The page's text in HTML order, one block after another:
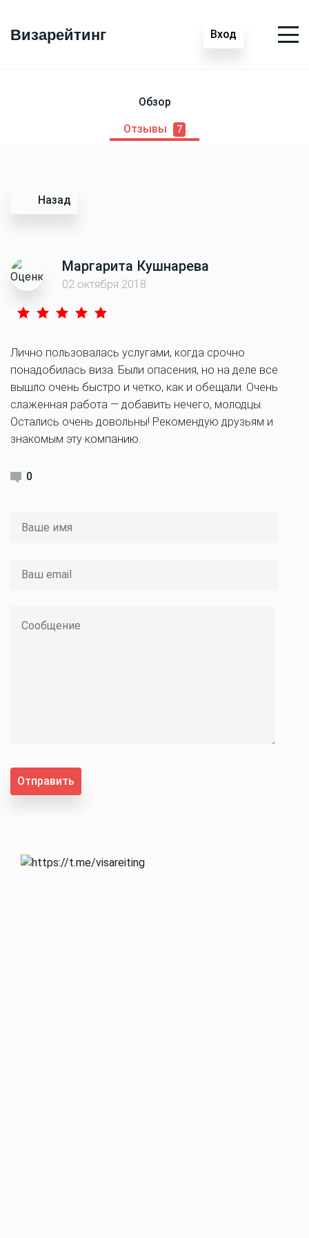
Визарейтинг Вход
Обзор
Отзывы 7
Назад
Маргарита Кушнарева
02 октября 2018
Лично пользовалась услугами, когда срочно
понадобилась виза. Были опасения, но на деле все
вышло очень быстро и четко, как и обещали. Очень
слаженная работа — добавить нечего, молодцы.
Остались очень довольны! Рекомендую друзьям и
знакомым эту компанию.
0
Отправить